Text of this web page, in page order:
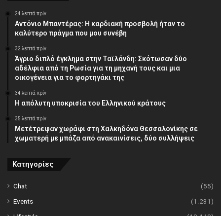
24 λεπτά πρίν
Αντόνιο Μπαντέρας: Η καρδιακή προσβολή ήταν το
καλύτερο πράγμα που μου συνέβη
32 λεπτά πρίν
Άγριο διπλό έγκλημα στην Ταϊλάνδη: Σκότωσαν δύο
αδέλφια από τη Ρωσία για τη μηχανή τους και μια
οικογένεια για το φορτηγάκι της
34 λεπτά πρίν
Η απόλυτη υποκρισία του Ελληνικού κράτους
35 λεπτά πρίν
Μετέτρεψαν χωράφι στη Χαλκηδόνα Θεσσαλονίκης σε
χωματερή με μπάζα από ανακαινίσεις, δύο συλλήψεις
Κατηγορίες
Chat
(55)
Events
(1.231)